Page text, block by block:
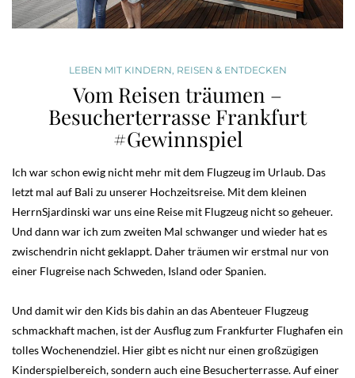
LEBEN MIT KINDERN, REISEN & ENTDECKEN
Vom Reisen träumen –
Besucherterrasse Frankfurt
#Gewinnspiel
Ich war schon ewig nicht mehr mit dem Flugzeug im Urlaub. Das
letzt mal auf Bali zu unserer Hochzeitsreise. Mit dem kleinen
HerrnSjardinski war uns eine Reise mit Flugzeug nicht so geheuer.
Und dann war ich zum zweiten Mal schwanger und wieder hat es
zwischendrin nicht geklappt. Daher träumen wir erstmal nur von
einer Flugreise nach Schweden, Island oder Spanien.
Und damit wir den Kids bis dahin an das Abenteuer Flugzeug
schmackhaft machen, ist der Ausflug zum Frankfurter Flughafen ein
tolles Wochenendziel. Hier gibt es nicht nur einen großzügigen
Kinderspielbereich, sondern auch eine Besucherterrasse. Auf einer